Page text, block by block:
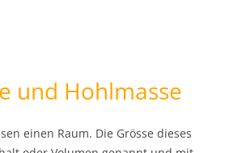
und Hohlmasse
einen Raum. Die Grösse dieses